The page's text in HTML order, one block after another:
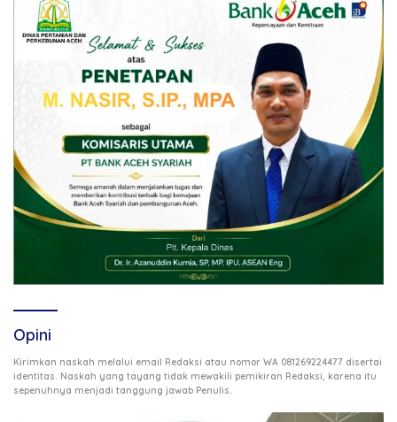
Opini
Kirimkan naskah melalui email Redaksi atau nomor WA 081269224477 disertai
identitas. Naskah yang tayang tidak mewakili pemikiran Redaksi, karena itu
sepenuhnya menjadi tanggung jawab Penulis